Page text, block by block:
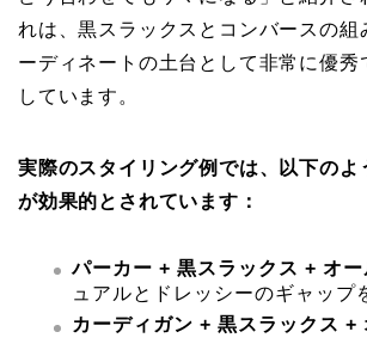
れは、黒スラックスとコンバースの組
ーディネートの土台として非常に優秀
しています。
実際のスタイリング例では、以下のよ
が効果的とされています：
パーカー + 黒スラックス + オ
ュアルとドレッシーのギャップ
カーディガン + 黒スラックス +